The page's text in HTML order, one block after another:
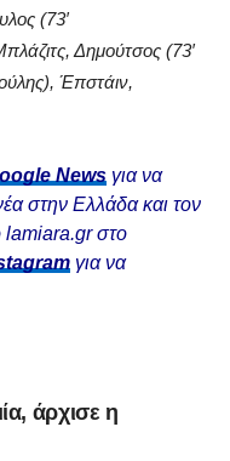
(73′
Δημούτσος (73′
Έπστάιν,
Newsγια να
στην Ελλάδα και τον
lamiara.gr στο
για να
άρχισε η